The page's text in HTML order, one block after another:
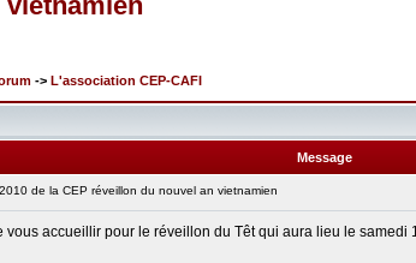
-> L'association CEP-CAFI
Message
de la CEP réveillon du nouvel an vietnamien
accueillir pour le réveillon du Têt qui aura lieu le